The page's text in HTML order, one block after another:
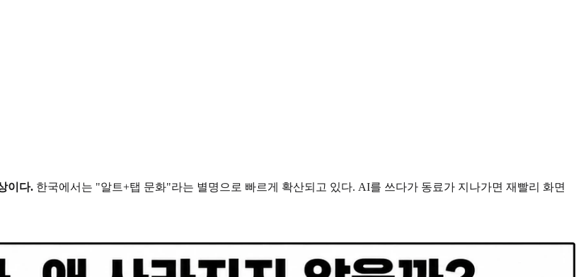
이다. 한국에서는 "알트+탭 문화"라는 별명으로 빠르게 확산되고 있다. AI를 쓰다가 동료가 지나가면 재빨리 화면